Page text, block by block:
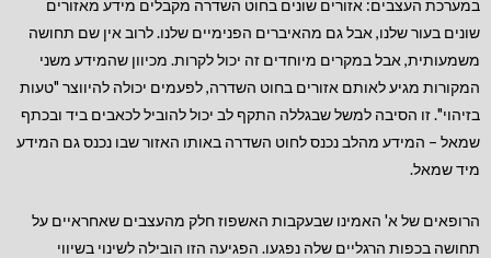
במערכת העצבים: אזורים שונים בחוט השדרה מקבלים מידע מאזורים
שונים בעור שלנו, אבל גם מהאיברים הפנימיים שלנו. לרוב אין שם תחושה
משמעותית, אבל במקרים מיוחדים זה יכול לקרות. מכיוון שהמידע משני
המקורות מגיע לאותם אזורים בחוט השדרה, לפעמים יכולה להיווצר "טעות
בזיהוי". זו הסיבה למשל שבגללה התקף לב יכול להוביל לכאבים ביד ובכתף
שמאל – המידע מהלב נכנס לחוט השדרה באותו האזור שבו נכנס גם המידע
מיד שמאל.
הרופאים של א' האמינו שבעקבות האשפוז חלק מהעצבים שאחראיים על
תחושה בכפות הרגליים שלה נפגעו. הפגיעה הזו הובילה לשינוי בשיווי